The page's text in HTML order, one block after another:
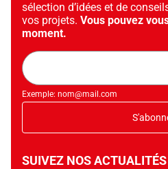
sélection d’idées et de
vos projets. Vous pouvez
moment.
Adresse
mail
Exemple: nom@mail.com
SUIVEZ NOS ACTUALITÉS